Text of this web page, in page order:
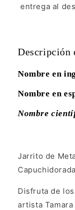
entrega al
Descripción
Nombre en
Nombre en
Nombre
Jarrito de
Capuchidorada
Disfruta de
artista